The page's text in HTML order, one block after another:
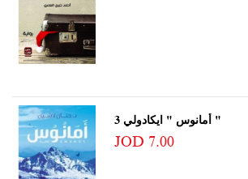
أمانوس " ايكادولي 3 "
JOD 7.00